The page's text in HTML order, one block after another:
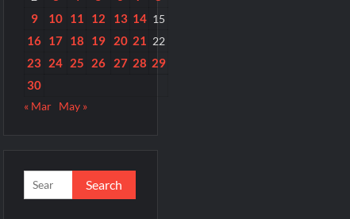
9
10 11 12 13 14 15
16 17 18 19 20 21 22
23 24 25 26 27 28 29
30
« Mar May »
Search
for: